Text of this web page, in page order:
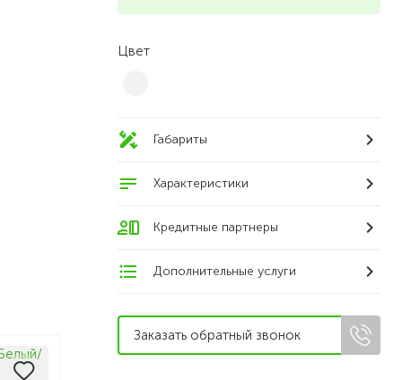
Цвет
Габариты
Характеристики
Кредитные партнеры
Дополнительные услуги